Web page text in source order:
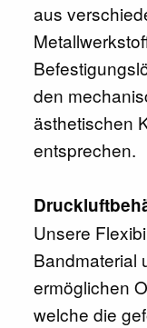
aus
den
ästhetischen
entsprechen.
Unsere
Bandmaterial
ermöglichen
welche die